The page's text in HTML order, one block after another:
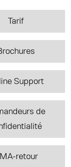
Tarif
Support
de
retour